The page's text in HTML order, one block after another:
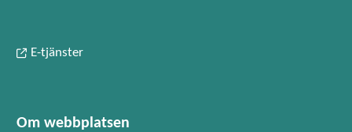
E-tjänster
Om webbplatsen